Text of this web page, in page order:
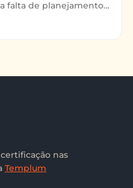
falta de planejamento
do mercado são
nas
Templum